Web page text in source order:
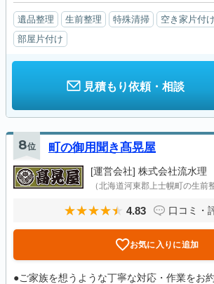
遺品整理 生前整理 特殊清掃 空き家片付け
部屋片付け
見積もり依頼・相談
8位 町の御用聞き髙晃屋
[運営会社] 株式会社流水理
（北海道河東郡上士幌町の生前
4.83 口コミ・
お気に入りに追加
●ご家族を想うような丁寧な対応・作業をお